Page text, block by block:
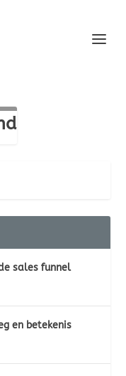
sales funnel
en betekenis